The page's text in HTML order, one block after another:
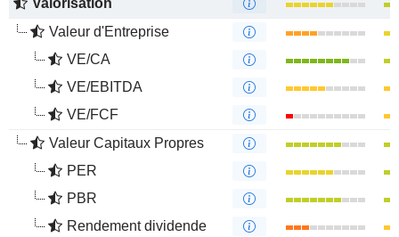
Valorisation
Valeur d'Entreprise
VE/CA
VE/EBITDA
VE/FCF
Valeur Capitaux Propres
PER
PBR
Rendement dividende